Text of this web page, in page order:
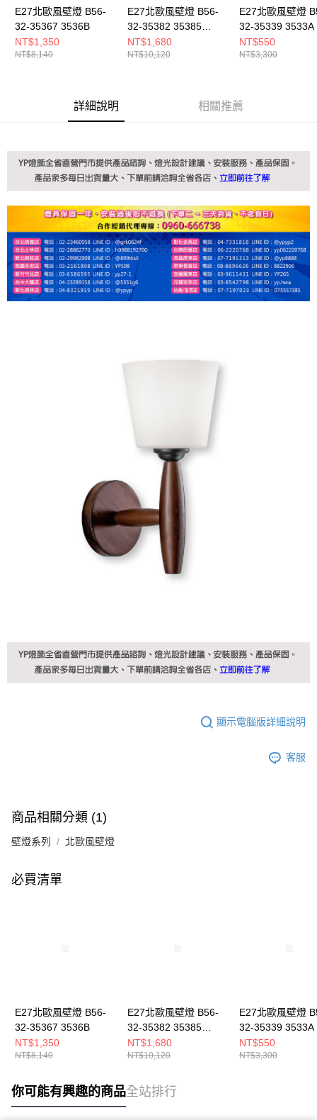
３．未成年的使用者請事先徵得法定代理人或監護人之同意方可使用
「AFTEE先享後付」，若未經同意申辦者引起之損失，本公司不負相關責
任。
４．使用「AFTEE先享後付」時，將依據個別帳號之用戶狀況，依本公司即
時審查核予不同之上限額度；若仍有額度不足之情形，本公司將視審查結果
E27北歐風壁燈 B56-
32-35367 3536B
NT$1,350
NT$8,140
E27北歐風壁燈 B56-
32-35382 35385
35392
NT$1,680
NT$10,120
E27北歐風壁燈
32-35339 3533A
NT$550
NT$3,300
詳細說明 相關推薦
顯示電腦版詳細說明
客服
商品相關分類 (1)
壁燈系列 北歐風壁燈
必買清單
E27北歐風壁燈 B56-
32-35367 3536B
NT$1,350
NT$8,140
E27北歐風壁燈 B56-
32-35382 35385
35392
NT$1,680
NT$10,120
E27北歐風壁燈
32-35339 3533A
NT$550
NT$3,300
你可能有興趣的商品全站排行